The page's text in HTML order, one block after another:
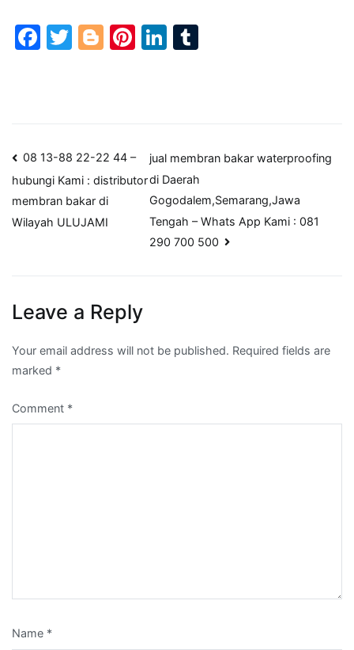
Facebook
Twitter
Blogger
Pinterest
LinkedIn
Post
navigation
08 13-88 22-22 44 –
hubungi Kami : distributor
membran bakar di
Wilayah ULUJAMI
jual membran bakar waterproofing
di Daerah
Gogodalem,Semarang,Jawa
Tengah – Whats App Kami : 081
290 700 500
Leave a Reply
Your email address will not be published. Required fields are
marked *
Comment *
Name *